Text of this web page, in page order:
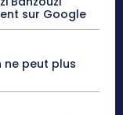
sur Google
ne peut plus